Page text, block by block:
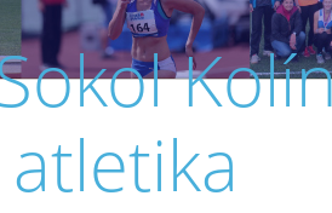
atletika